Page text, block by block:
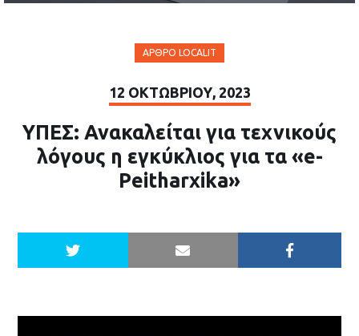
ΆΡΘΡΟ LOCALIT
12 ΟΚΤΩΒΡΊΟΥ, 2023
ΥΠΕΣ: Ανακαλείται για τεχνικούς
λόγους η εγκύκλιος για τα «e-
Peitharxika»